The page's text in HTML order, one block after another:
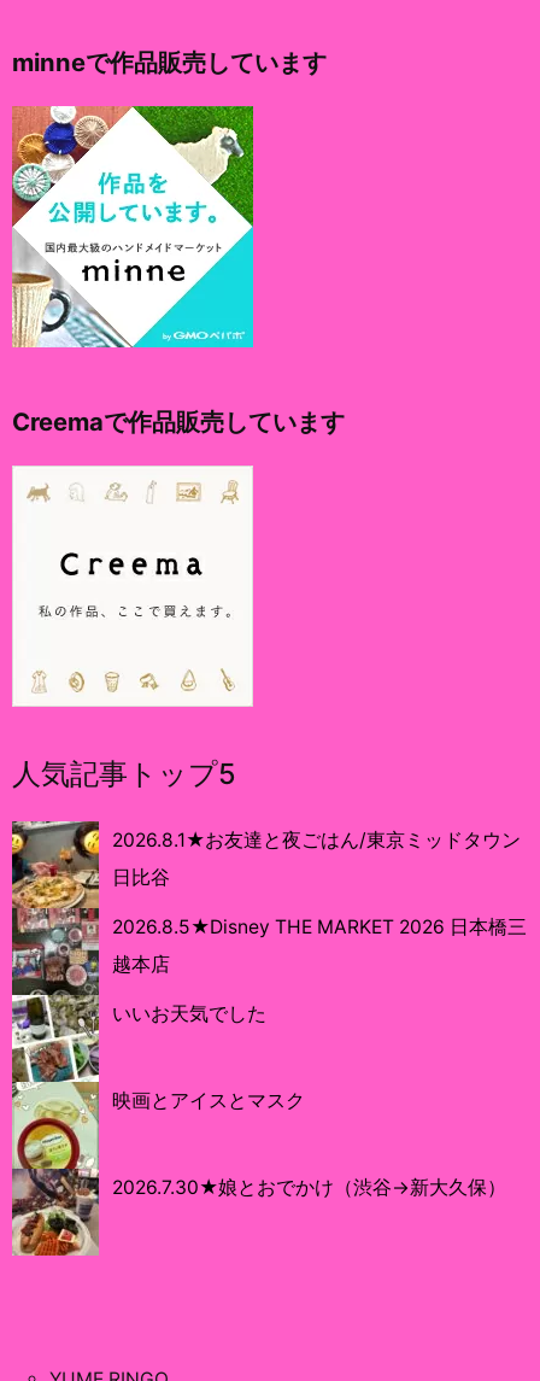
ブ
minneで作品販売しています
Creemaで作品販売しています
人気記事トップ5
2026.8.1★お友達と夜ごはん/東京ミッドタウン
日比谷
2026.8.5★Disney THE MARKET 2026 日本橋三
越本店
いいお天気でした
映画とアイスとマスク
2026.7.30★娘とおでかけ（渋谷→新大久保）